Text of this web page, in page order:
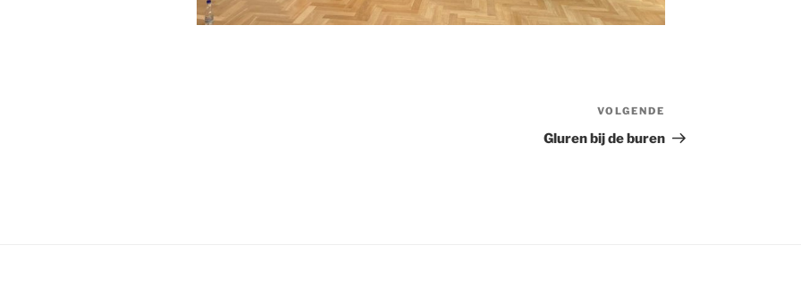
bericht
VOLGENDE
Gluren bij de buren